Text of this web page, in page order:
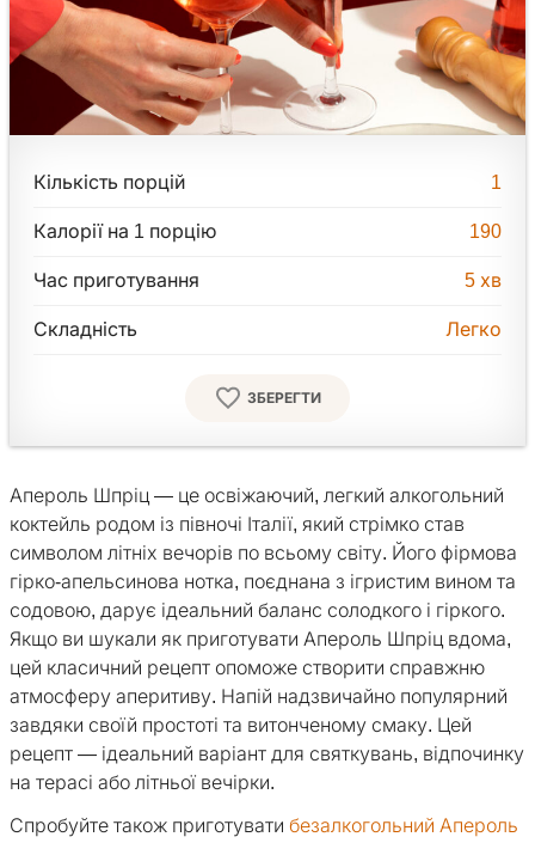
Кількість порцій 1
Калорії на 1 порцію 190
Час приготування 5 хв
Складність Легко
ЗБЕРЕГТИ
Апероль Шпріц — це освіжаючий, легкий алкогольний
коктейль родом із півночі Італії, який стрімко став
символом літніх вечорів по всьому світу. Його фірмова
гірко-апельсинова нотка, поєднана з ігристим вином та
содовою, дарує ідеальний баланс солодкого і гіркого.
Якщо ви шукали як приготувати Апероль Шпріц вдома,
цей класичний рецепт опоможе створити справжню
атмосферу аперитиву. Напій надзвичайно популярний
завдяки своїй простоті та витонченому смаку. Цей
рецепт — ідеальний варіант для святкувань, відпочинку
на терасі або літньої вечірки.
Спробуйте також приготувати безалкогольний Апероль